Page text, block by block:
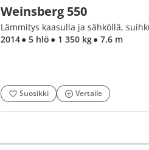
Weinsberg 550
2014● 5 hlö ● 1 350 kg● 7,6 m
Suosikki Vertaile